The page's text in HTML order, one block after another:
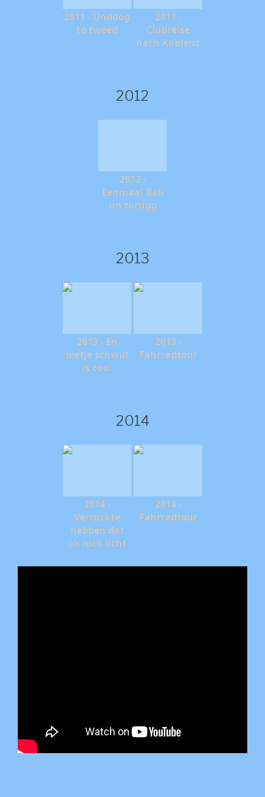
2011 - Undöög
to tweed
2011 -
Clubreise
nach Koblenz
2012
2012 -
Eenmaal Bali
un torügg
2013
2013 - En
bietje schwul
is cool
2013 -
Fahrradtour
2014
2014 -
Verrückte
hebben dat
ok nich licht
2014 -
Fahrradtour